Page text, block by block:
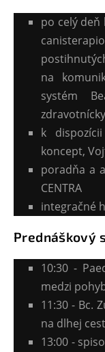
po celý deň
na
systém
k
koncept,
poradňa a
CENTRA
integračné
Prednáškový
10:30 -
medzi
11:30 - Bc.
na dlhej
13:00 -